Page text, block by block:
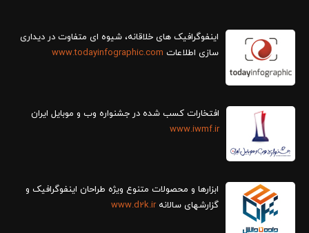
سازی اطلاعات www.todayinfographic.com
افتخارات کسب شده در جشنواره وب و موبایل ایران
www.iwmf.ir
ابزارها و محصولات متنوع ویژه طراحان اینفوگرافیک و
گزارش‎های سالانه
www.d2k.ir